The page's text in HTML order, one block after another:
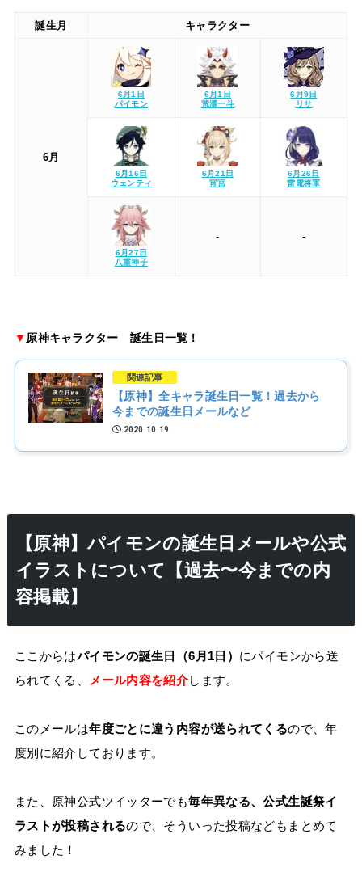
誕生月 キャラクター
6月
6月1日
パイモン
6月1日
荒瀧一斗
6月9日
リサ
6月16日
ウェンティ
6月21日
宵宮
6月26日
雷電将軍
6月27日
八重神子
- -
▼ 原神キャラクター 誕生日一覧！
関連記事
【原神】全キャラ誕生日一覧！過去から
今までの誕生日メールなど
2020.10.19
【原神】パイモンの誕生日メールや公式
イラストについて【過去〜今までの内
容掲載】
ここからはパイモンの誕生日（6月1日） にパイモンから送
られてくる、 メール内容を紹介します。
このメールは年度ごとに違う内容が送られてくるので、年
度別に紹介しております。
また、原神公式ツイッターでも毎年異なる、公式生誕祭イ
ラストが投稿されるので、そういった投稿などもまとめて
みました！